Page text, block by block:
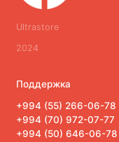
Ultrastore
2024
Поддержка
+994 (55) 266-06-78
+994 (70) 972-07-77
+994 (50) 646-06-78